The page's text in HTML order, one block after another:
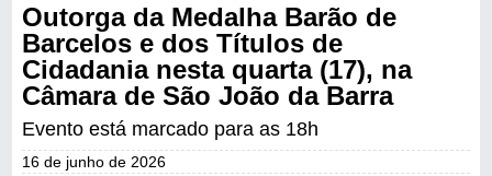
Outorga da Medalha Barão de
Barcelos e dos Títulos de
Cidadania nesta quarta (17), na
Câmara de São João da Barra
Evento está marcado para as 18h
16 de junho de 2026